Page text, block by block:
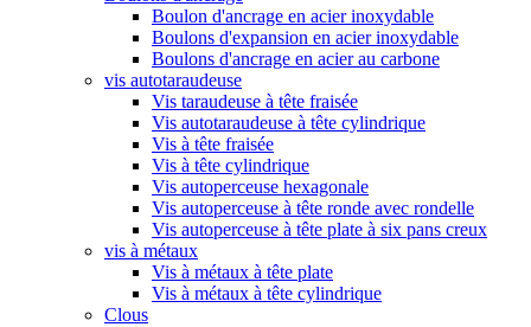
Boulon d'ancrage en acier inoxydable
Boulons d'expansion en acier inoxydable
Boulons d'ancrage en acier au carbone
vis autotaraudeuse
Vis taraudeuse à tête fraisée
Vis autotaraudeuse à tête cylindrique
Vis à tête fraisée
Vis à tête cylindrique
Vis autoperceuse hexagonale
Vis autoperceuse à tête ronde avec rondelle
Vis autoperceuse à tête plate à six pans creux
vis à métaux
Vis à métaux à tête plate
Vis à métaux à tête cylindrique
Clous